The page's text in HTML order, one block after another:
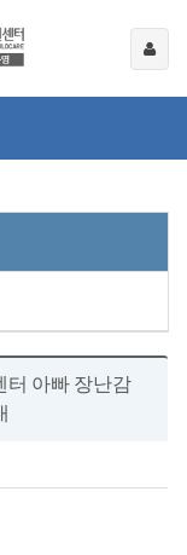
터 아빠 장난감